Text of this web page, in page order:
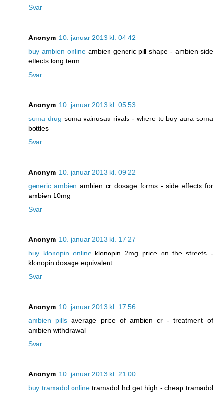
Svar
Anonym 10. januar 2013 kl. 04:42
buy ambien onlineambien generic pill shape - ambien side
effects long term
Svar
Anonym 10. januar 2013 kl. 05:53
soma drug soma vainusau rivals - where to buy aura soma
bottles
Svar
Anonym 10. januar 2013 kl. 09:22
generic ambien ambien cr dosage forms - side effects for
ambien 10mg
Svar
Anonym 10. januar 2013 kl. 17:27
buy klonopin onlineklonopin 2mg price on the streets -
klonopin dosage equivalent
Svar
Anonym 10. januar 2013 kl. 17:56
ambien pillsaverage price of ambien cr - treatment of
ambien withdrawal
Svar
Anonym 10. januar 2013 kl. 21:00
buy tramadol online tramadol hcl get high - cheap tramadol